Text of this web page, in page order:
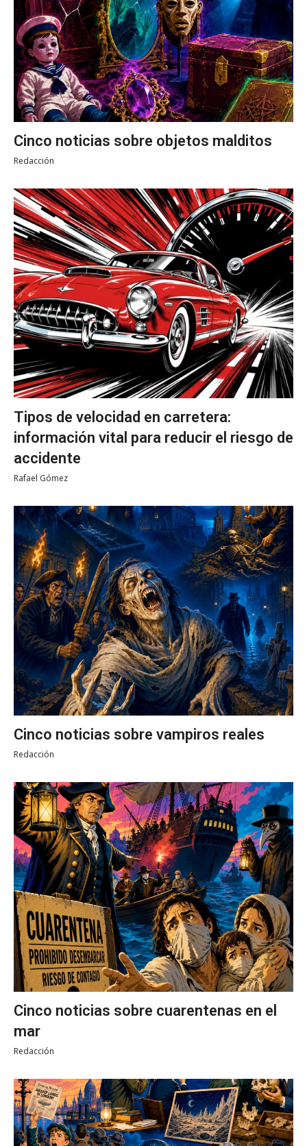
Cinco noticias sobre objetos malditos
Redacción
Tipos de velocidad en carretera:
información vital para reducir el riesgo de
accidente
Rafael Gómez
Cinco noticias sobre vampiros reales
Redacción
Cinco noticias sobre cuarentenas en el
mar
Redacción